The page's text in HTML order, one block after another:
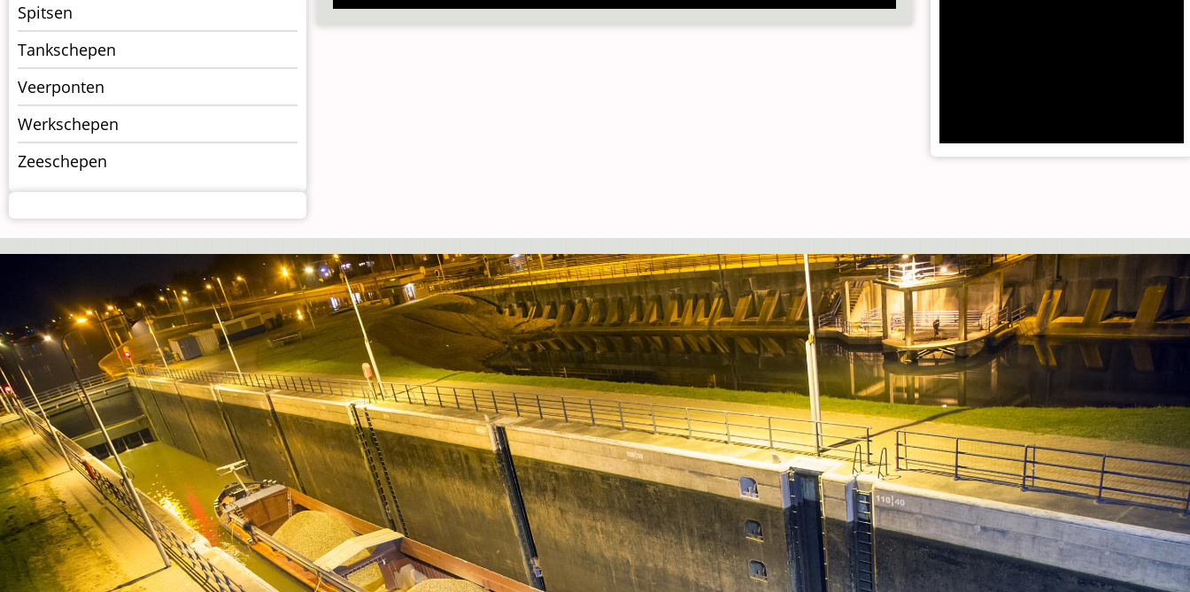
Spitsen
Tankschepen
Veerponten
Werkschepen
Zeeschepen